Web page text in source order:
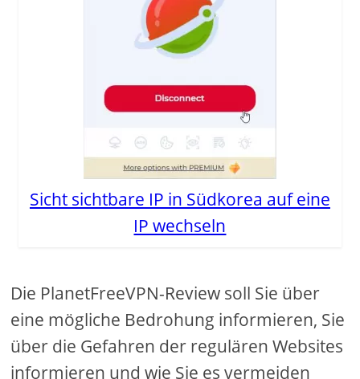
Sicht sichtbare IP in Südkorea auf eine
IP wechseln
Die PlanetFreeVPN-Review soll Sie über
eine mögliche Bedrohung informieren, Sie
über die Gefahren der regulären Websites
informieren und wie Sie es vermeiden